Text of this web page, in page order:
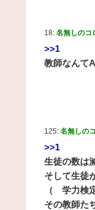
18: 名無しのコ
>>1
教師なんて
125: 名無しの
>>1
生徒の数は
そして生徒
（ 学力検
その教師た